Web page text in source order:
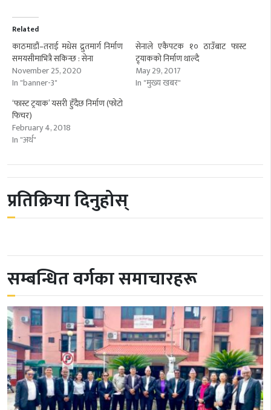
Related
काठमाडौं–तराई मधेस द्रुतमार्ग निर्माण
समयसीमाभित्रै सकिन्छ : सेना
November 25, 2020
In "banner-3"
सेनाले एकैपटक १० ठाउँबाट फास्ट
ट्र्याकको निर्माण थाल्दै
May 29, 2017
In "मुख्य खबर"
‘फास्ट ट्रयाक’ यसरी हुँदैछ निर्माण (फोटो
फिचर)
February 4, 2018
In "अर्थ"
प्रतिक्रिया दिनुहोस्
सम्बन्धित वर्गका समाचारहरू